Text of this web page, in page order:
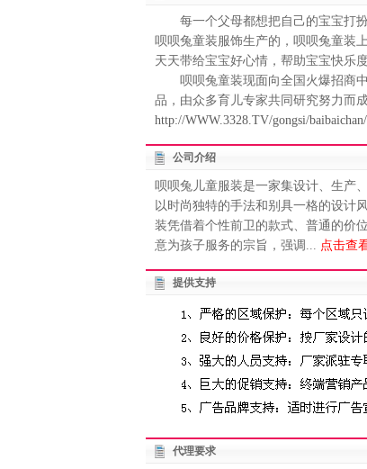
每一个父母都想把自己的宝宝打扮
呗呗兔童装服饰生产的，呗呗兔童装
天天带给宝宝好心情，帮助宝宝快乐
呗呗兔童装现面向全国火爆招商中
品，由众多育儿专家共同研究努力而
http://WWW.3328.TV/gongsi/baibaichan/
公司介绍
呗呗兔儿童服装是一家集设计、生产
以时尚独特的手法和别具一格的设计
装凭借着个性前卫的款式、普通的价
意为孩子服务的宗旨，强调... 点击查
提供支持
代理要求